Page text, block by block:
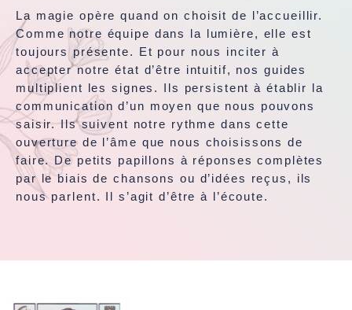
La magie opère quand on choisit de l’accueillir.
Comme notre équipe dans la lumière, elle est
toujours présente. Et pour nous inciter à
accepter notre état d’être intuitif, nos guides
multiplient les signes. Ils persistent à établir la
communication d’un moyen que nous pouvons
saisir. Ils suivent notre rythme dans cette
ouverture de l’âme que nous choisissons de
faire. De petits papillons à réponses complètes
par le biais de chansons ou d’idées reçus, ils
nous parlent. Il s’agit d’être à l’écoute.